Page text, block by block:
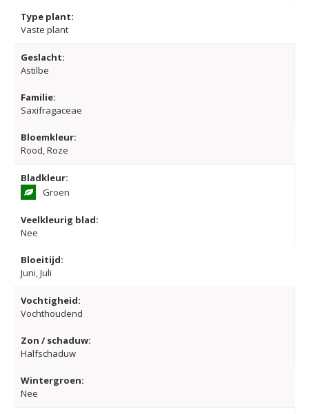
Type plant:
Vaste plant
Geslacht:
Astilbe
Familie:
Saxifragaceae
Bloemkleur:
Rood, Roze
Bladkleur:
Groen
Veelkleurig blad:
Nee
Bloeitijd:
Juni, Juli
Vochtigheid:
Vochthoudend
Zon / schaduw:
Halfschaduw
Wintergroen:
Nee